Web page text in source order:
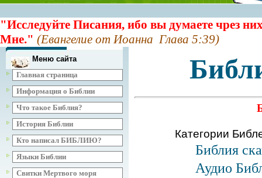
"Исследуйте Писания, ибо вы думаете чрез
Мне." (Евангелие от Иоанна Глава 5:39)
Меню сайта
Главная страница
Информация о Библии
Что такое Библия?
История Библии
Кто написал БИБЛИЮ?
Языки Библии
Свитки Мертвого моря
Категории
Библия
Аудио